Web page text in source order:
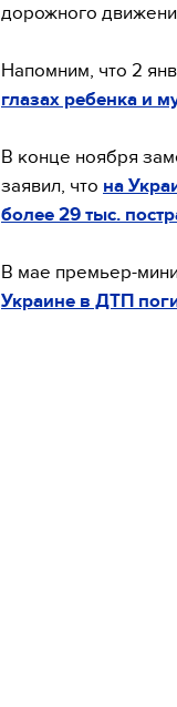
дорожного
Напомним, что 2
глазах ребенка и
В конце ноября
заявил, что на
более 29 тыс.
В мае премьер-
Украине в ДТП